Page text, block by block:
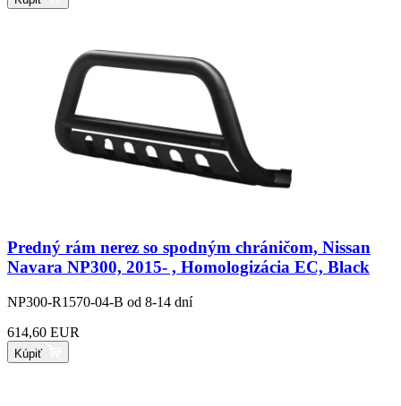
Predný rám nerez so spodným chráničom, Nissan
Navara NP300, 2015- , Homologizácia EC, Black
NP300-R1570-04-B od 8-14 dní
614,60 EUR
Kúpiť